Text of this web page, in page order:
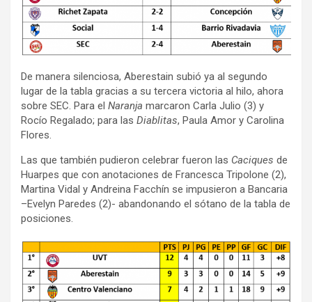
De manera silenciosa, Aberestain subió ya al segundo
lugar de la tabla gracias a su tercera victoria al hilo, ahora
sobre SEC. Para el Naranja marcaron Carla Julio (3) y
Rocío Regalado; para las Diablitas, Paula Amor y Carolina
Flores.
Las que también pudieron celebrar fueron las Caciques de
Huarpes que con anotaciones de Francesca Tripolone (2),
Martina Vidal y Andreina Facchín se impusieron a Bancaria
–Evelyn Paredes (2)- abandonando el sótano de la tabla de
posiciones.